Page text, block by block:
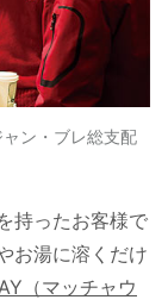
ン・ブレ総支配
持ったお客様で
お湯に溶くだけ
（マッチャウ